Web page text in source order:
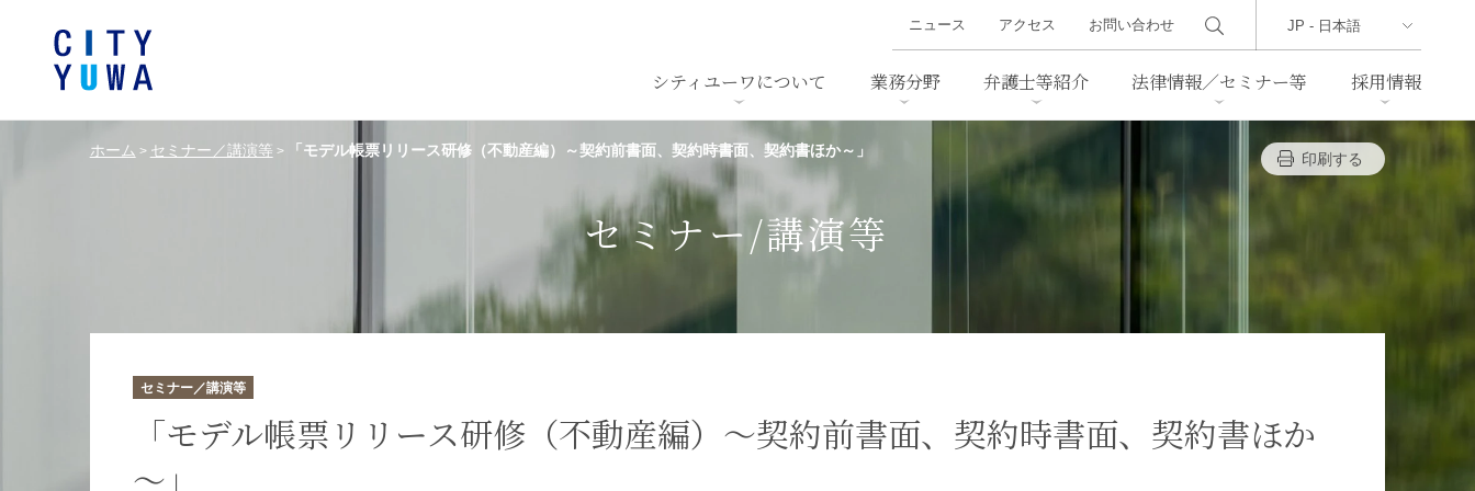
シティユーワについて
沿革
業務分野
M&A
独占禁止法
エネルギー・資源 ライフサイエンス・製薬 消費者向けサービス 食品 ヘルスケア
弁護士等紹介
名前から探す
法律情報／セミナー等
セミナー/講演等 ニューズレター 判例紹介
法律用語集
採用情報
スタッフ採用
ニュース アクセス お問い合わせ
ホーム > セミナー／講演等 > 「モデル帳票リリース研修（不動産編）～契約前書面、契約時書面、契約書ほか～」 印刷する
セミナー/講演等
セミナー／講演等
「モデル帳票リリース研修（不動産編）～契約前書面、契約時書面、契約書ほか
～」